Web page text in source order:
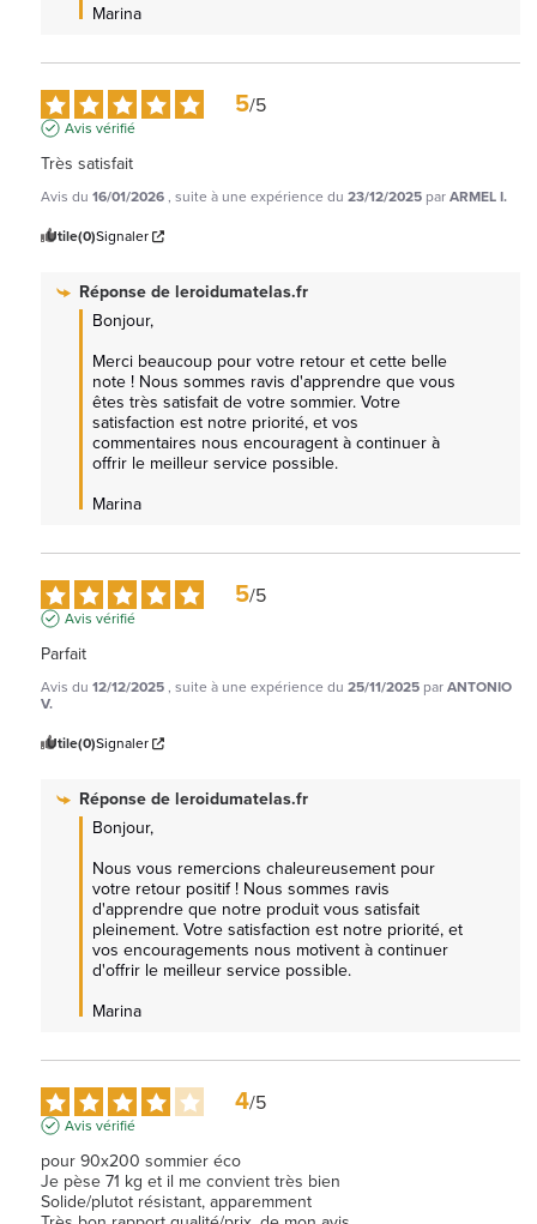
Marina
5/5
Avis vérifié
Très satisfait
Avis du 16/01/2026, suite à une expérience du 23/12/2025 parARMEL I.
Utile(0)Signaler
Réponse deleroidumatelas.fr
Bonjour,
Merci beaucoup pour votre retour et cette belle
note ! Nous sommes ravis d'apprendre que vous
êtes très satisfait de votre sommier. Votre
satisfaction est notre priorité, et vos
commentaires nous encouragent à continuer à
offrir le meilleur service possible.
Marina
5/5
Avis vérifié
Parfait
Avis du 12/12/2025, suite à une expérience du 25/11/2025 parANTONIO
V.
Utile(0)Signaler
Réponse deleroidumatelas.fr
Bonjour,
Nous vous remercions chaleureusement pour
votre retour positif ! Nous sommes ravis
d'apprendre que notre produit vous satisfait
pleinement. Votre satisfaction est notre priorité, et
vos encouragements nous motivent à continuer
d'offrir le meilleur service possible.
Marina
4/5
Avis vérifié
pour 90x200 sommier éco
Je pèse 71 kg et il me convient très bien
Solide/plutot résistant, apparemment